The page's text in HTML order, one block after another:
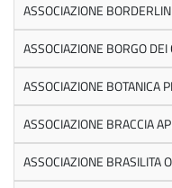
ASSOCIAZIONE
ASSOCIAZIONE BORGO DEI
ASSOCIAZIONE BOTANICA
ASSOCIAZIONE BRACCIA
ASSOCIAZIONE BRASILITA